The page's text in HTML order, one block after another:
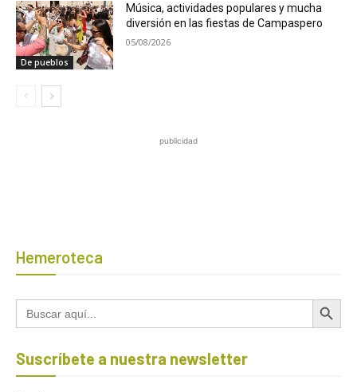
De pueblos
Música, actividades populares y mucha
diversión en las fiestas de Campaspero
05/08/2026
publicidad
Hemeroteca
Buscar: Botón de
Suscríbete a nuestra newsletter